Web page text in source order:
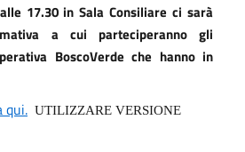
17.30 in Sala Consiliare ci sarà
a cui parteciperanno gli
BoscoVerde che hanno in
qui. UTILIZZARE VERSIONE